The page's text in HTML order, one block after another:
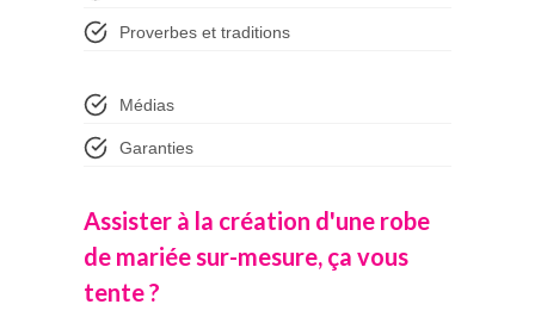
Proverbes et traditions
Médias
Garanties
Assister à la création d'une robe
de mariée sur-mesure, ça vous
tente ?